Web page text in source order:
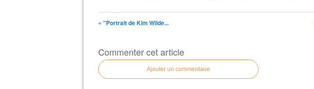
« "Portrait de Kim Wilde...
Commenter cet article
Ajouter un commentaire